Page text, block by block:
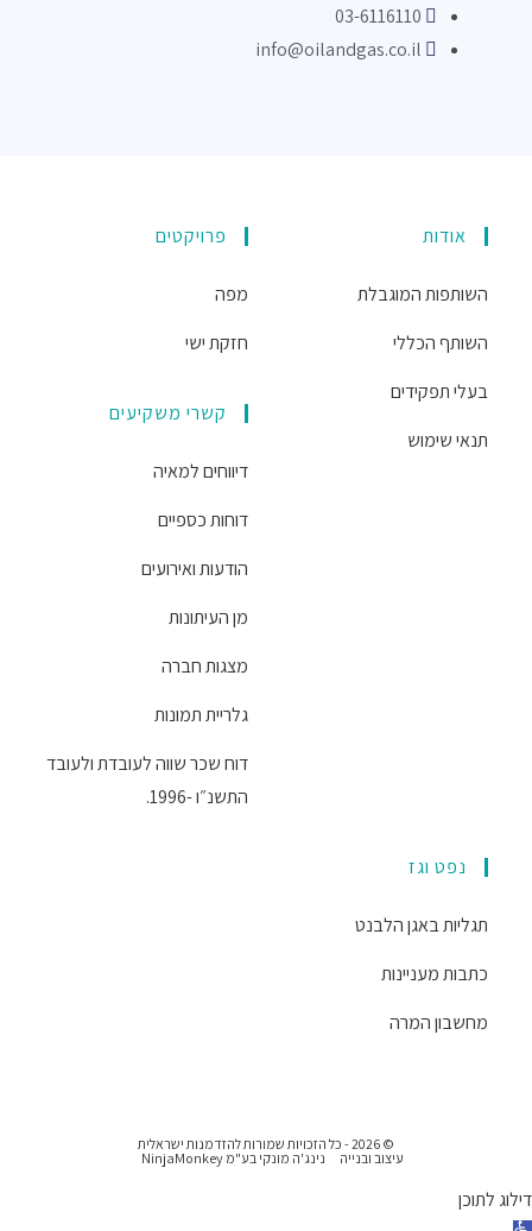
03-6116110
info@oilandgas.co.il
אודות
השותפות המוגבלת
השותף הכללי
בעלי תפקידים
תנאי שימוש
פרויקטים
מפה
חזקת ישי
קשרי משקיעים
דיווחים למאיה
דוחות כספיים
הודעות ואירועים
מן העיתונות
מצגות חברה
גלריית תמונות
דוח שכר שווה לעובדת ולעובד
התשנ״ו -1996.
נפט וגז
תגליות באגן הלבנט
כתבות מעניינות
מחשבון המרה
© 2026 - כל הזכויות שמורות להזדמנות ישראלית
עיצוב ובנייה
נינג'ה מונקי בע"מ NinjaMonkey
דילוג לתוכן